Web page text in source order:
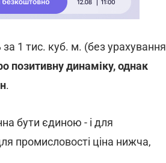
1 тис. куб. м. (без урахування
позитивну динаміку, однак
.
бути єдиною - і для
промисловості ціна нижча,